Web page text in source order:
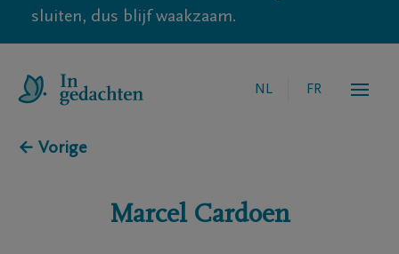
sluiten, dus blijf waakzaam.
NL FR
← Vorige
Marcel Cardoen